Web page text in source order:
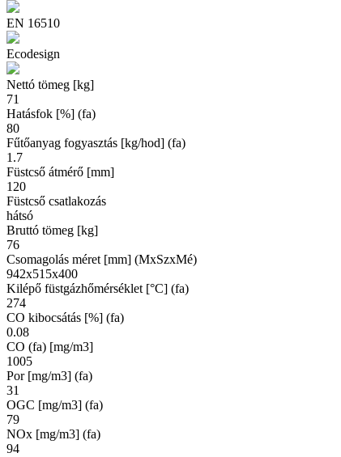
EN 16510
Ecodesign
Nettó tömeg [kg]
71
Hatásfok [%] (fa)
80
Fűtőanyag fogyasztás [kg/hod] (fa)
1.7
Füstcső átmérő [mm]
120
Füstcső csatlakozás
hátsó
Bruttó tömeg [kg]
76
Csomagolás méret [mm] (MxSzxMé)
942x515x400
Kilépő füstgázhőmérséklet [°C] (fa)
274
CO kibocsátás [%] (fa)
0.08
CO (fa) [mg/m3]
1005
Por [mg/m3] (fa)
31
OGC [mg/m3] (fa)
79
NOx [mg/m3] (fa)
94